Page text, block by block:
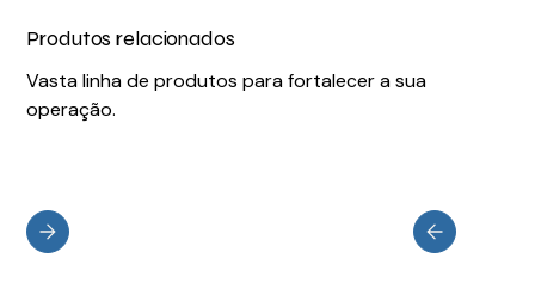
Produtos relacionados
Vasta linha de produtos para fortalecer a sua
operação.